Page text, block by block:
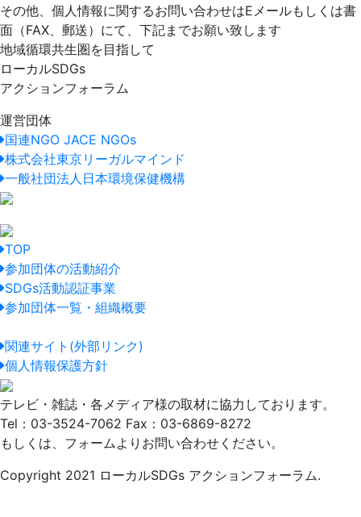
その他、個人情報に関するお問い合わせはEメールもしくは書
面（FAX、郵送）にて、下記までお願い致します
地域循環共生圏を目指して
ローカルSDGs
アクションフォーラム
運営団体
国連NGO JACE NGOs
株式会社東京リーガルマインド
一般社団法人日本環境保健機構
TOP
参加団体の活動紹介
SDGs活動認証事業
参加団体一覧・組織概要
関連サイト(外部リンク)
個人情報保護方針
テレビ・雑誌・各メディア様の取材に協力しております。
Tel：03-3524-7062 Fax：03-6869-8272
もしくは、フォームよりお問い合わせください。
Copyright 2021 ローカルSDGs アクションフォーラム.